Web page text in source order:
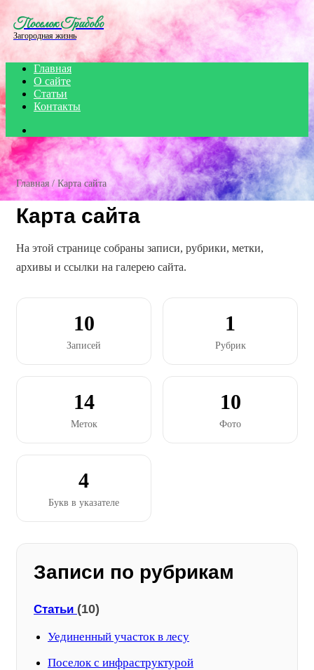
Поселок Грибово
Загородная жизнь
Главная
О сайте
Статьи
Контакты
for
Главная /Карта сайта
Карта сайта
На этой странице собраны записи, рубрики, метки,
архивы и ссылки на галерею сайта.
10
Записей
1
Рубрик
14
Меток
10
Фото
4
Букв в указателе
Записи по рубрикам
Статьи (10)
Уединенный участок в лесу
Поселок с инфраструктурой